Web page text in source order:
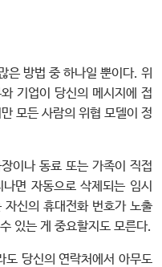
은 방법 중 하나일 뿐이다. 위
기업이 당신의 메시지에 접
모든 사람의 위협 모델이 정
이나 동료 또는 가족이 직접
면 자동으로 삭제되는 임시
신의 휴대전화 번호가 노출
있는 게 중요할지도 모른다.
도 당신의 연락처에서 아무도